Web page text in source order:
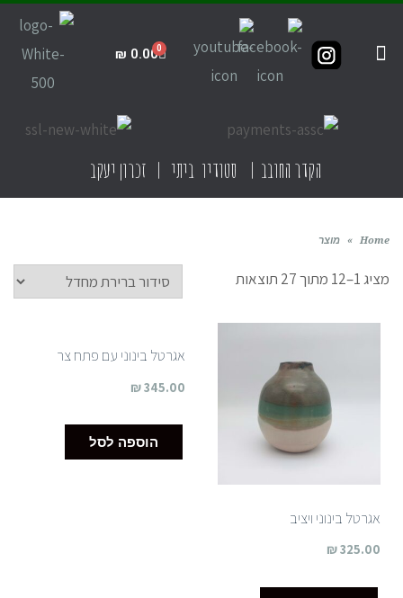
₪ 0.00
הקדר החובב | סטודיו ביתי | זכרון יעקב
Home
» מוצר
מציג 1–12 מתוך 27 תוצאות
אגרטל בינוני ויציב
₪325.00
אגרטל בינוני עם פתח צר
₪345.00
הוספה לסל